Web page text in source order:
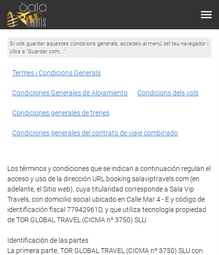
Si vols guardar aquestes condicions generals, accedeix al menú del teu navegador i
clica a "Guardar com..."
Termes i Condicions Generals
Condiciones Generales de Alojamiento Condicions dels vols
Condiciones generales de trenes
Condiciones generales del contrato de viaje combinado
Los términos y condiciones que se indican a continuación regulan el
acceso y uso de la dirección URL booking.salaviptravels.com (en
adelante, el Sitio web), cuya titularidad corresponde a Sala Vip
Travels, con domicilio social ubicado en Calle Mar 4 - E y código de
identificación fiscal 77942961D, y que utiliza tecnología propiedad
de TOR GLOBAL TRAVEL (CICMA nº 3750) SLU.
Identificación de las partes
La primera parte, TOR GLOBAL TRAVEL (CICMA nº 3750) SLU con